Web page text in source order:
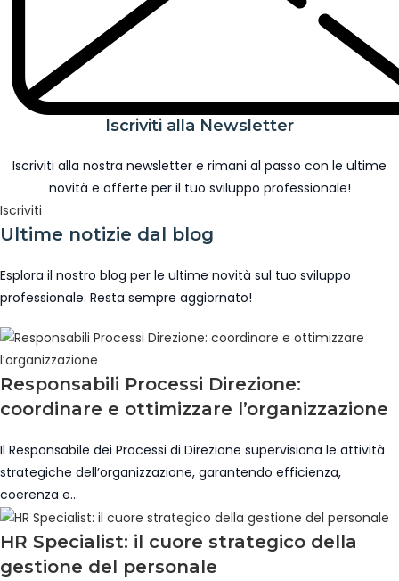
Iscriviti alla Newsletter
Iscriviti alla nostra newsletter e rimani al passo con le ultime
novità e offerte per il tuo sviluppo professionale!
Iscriviti
Ultime notizie dal blog
Esplora il nostro blog per le ultime novità sul tuo sviluppo
professionale. Resta sempre aggiornato!
Responsabili Processi Direzione:
coordinare e ottimizzare l’organizzazione
Il Responsabile dei Processi di Direzione supervisiona le attività
strategiche dell’organizzazione, garantendo efficienza,
coerenza e…
HR Specialist: il cuore strategico della
gestione del personale